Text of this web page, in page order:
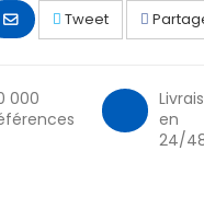
Tweet
000
en
24/